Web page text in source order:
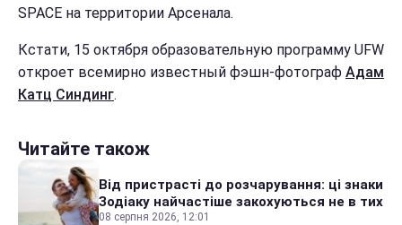
SPACE на территории Арсенала.
Кстати, 15 октября образовательную программу UFW
откроет всемирно известный фэшн-фотограф Адам
Катц Синдинг.
Читайте також
Від пристрасті до розчарування: ці знаки
Зодіаку найчастіше закохуються не в тих
08 серпня 2026, 12:01